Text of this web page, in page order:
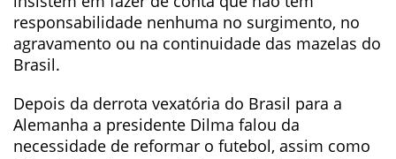
responsabilidade nenhuma no surgimento, no
agravamento ou na continuidade das mazelas do
Brasil.
Depois da derrota vexatória do Brasil para a
Alemanha a presidente Dilma falou da
necessidade de reformar o futebol, assim como